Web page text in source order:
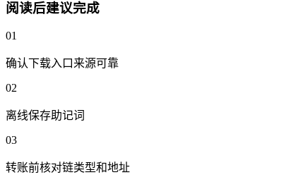
阅读后建议完成
01
确认下载入口来源可靠
02
离线保存助记词
03
转账前核对链类型和地址